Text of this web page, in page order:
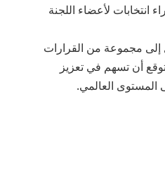
انتخابات لأعضاء اللجنة
إلى مجموعة من القرارات
أن تسهم في تعزيز
المستوى العالمي.